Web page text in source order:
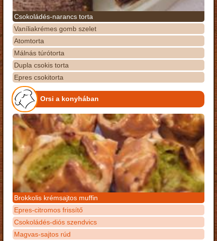
Csokoládés-narancs torta
Vaníliakrémes gomb szelet
Atomtorta
Málnás túrótorta
Dupla csokis torta
Epres csokitorta
Orsi a konyhában
Brokkolis krémsajtos muffin
Epres-citromos frissítő
Csokoládés-diós szendvics
Magvas-sajtos rúd